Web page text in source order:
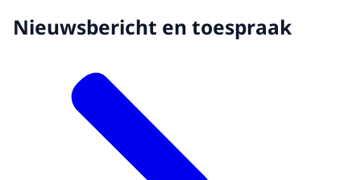
Nieuwsbericht en toespraak